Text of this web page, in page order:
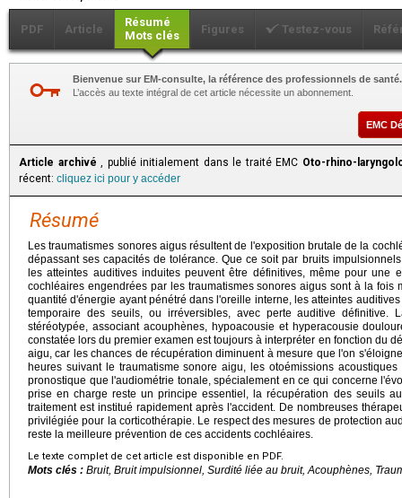
PDF Article
Résumé
Mots clés
Figures Testez-vous
Bienvenue sur EM-consulte, la référence des professionnels de santé.
L’accès au texte intégral de cet article nécessite un abonnement.
EMC
Article archivé , publié initialement dans le traité EMC Oto-rhino-
récent: cliquez ici pour y accéder
Résumé
Les traumatismes sonores aigus résultent de l'exposition brutale de la
dépassant ses capacités de tolérance. Que ce soit par bruits
les atteintes auditives induites peuvent être définitives, même pour une
cochléaires engendrées par les traumatismes sonores aigus sont à la fois
quantité d'énergie ayant pénétré dans l'oreille interne, les atteintes
temporaire des seuils, ou irréversibles, avec perte auditive définitive.
stéréotypée, associant acouphènes, hypoacousie et hyperacousie
constatée lors du premier examen est toujours à interpréter en fonction du
aigu, car les chances de récupération diminuent à mesure que l'on
heures suivant le traumatisme sonore aigu, les otoémissions
pronostique que l'audiométrie tonale, spécialement en ce qui concerne
prise en charge reste un principe essentiel, la récupération des seuils
traitement est institué rapidement après l'accident. De nombreuses
privilégiée pour la corticothérapie. Le respect des mesures de protection
reste la meilleure prévention de ces accidents cochléaires.
Le texte complet de cet article est disponible en PDF.
Mots clés : Bruit, Bruit impulsionnel, Surdité liée au bruit, Acouphènes,